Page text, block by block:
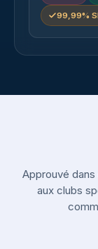
99,99%
Approuvé
aux clubs